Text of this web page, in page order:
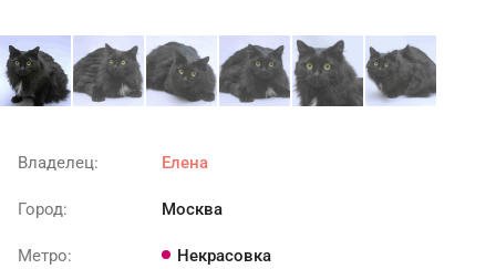
Владелец: Елена
Город: Москва
Метро: Некрасовка